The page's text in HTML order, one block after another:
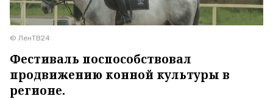
© ЛенТВ24
Фестиваль поспособствовал
продвижению конной культуры в
регионе.